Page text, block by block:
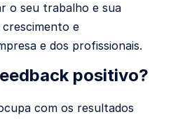
o seu trabalho e sua
e
e dos profissionais.
positivo?
com os resultados